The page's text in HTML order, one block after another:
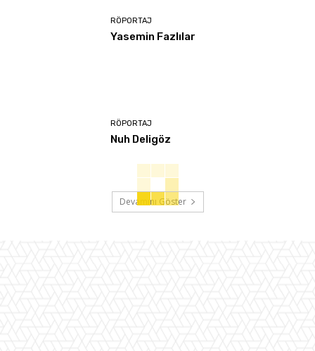
RÖPORTAJ
Yasemin Fazlılar
RÖPORTAJ
Nuh Deligöz
Devamını Göster